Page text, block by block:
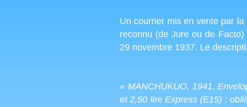
Un courrier mis en vente par
reconnu (de Jure ou de
29 novembre 1937. Le
« MANCHUKUO, 1941,
et 2,50 lire Express (E15) ;